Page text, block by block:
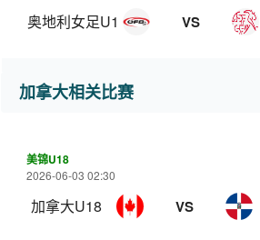
奥地利女足U19 VS
加拿大相关比赛
美锦U18
2026-06-03 02:30
加拿大U18 VS